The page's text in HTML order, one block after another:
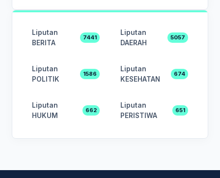
Liputan
BERITA
7441
Liputan
DAERAH
5057
Liputan
POLITIK
1586
Liputan
KESEHATAN
674
Liputan
HUKUM
662
Liputan
PERISTIWA
651